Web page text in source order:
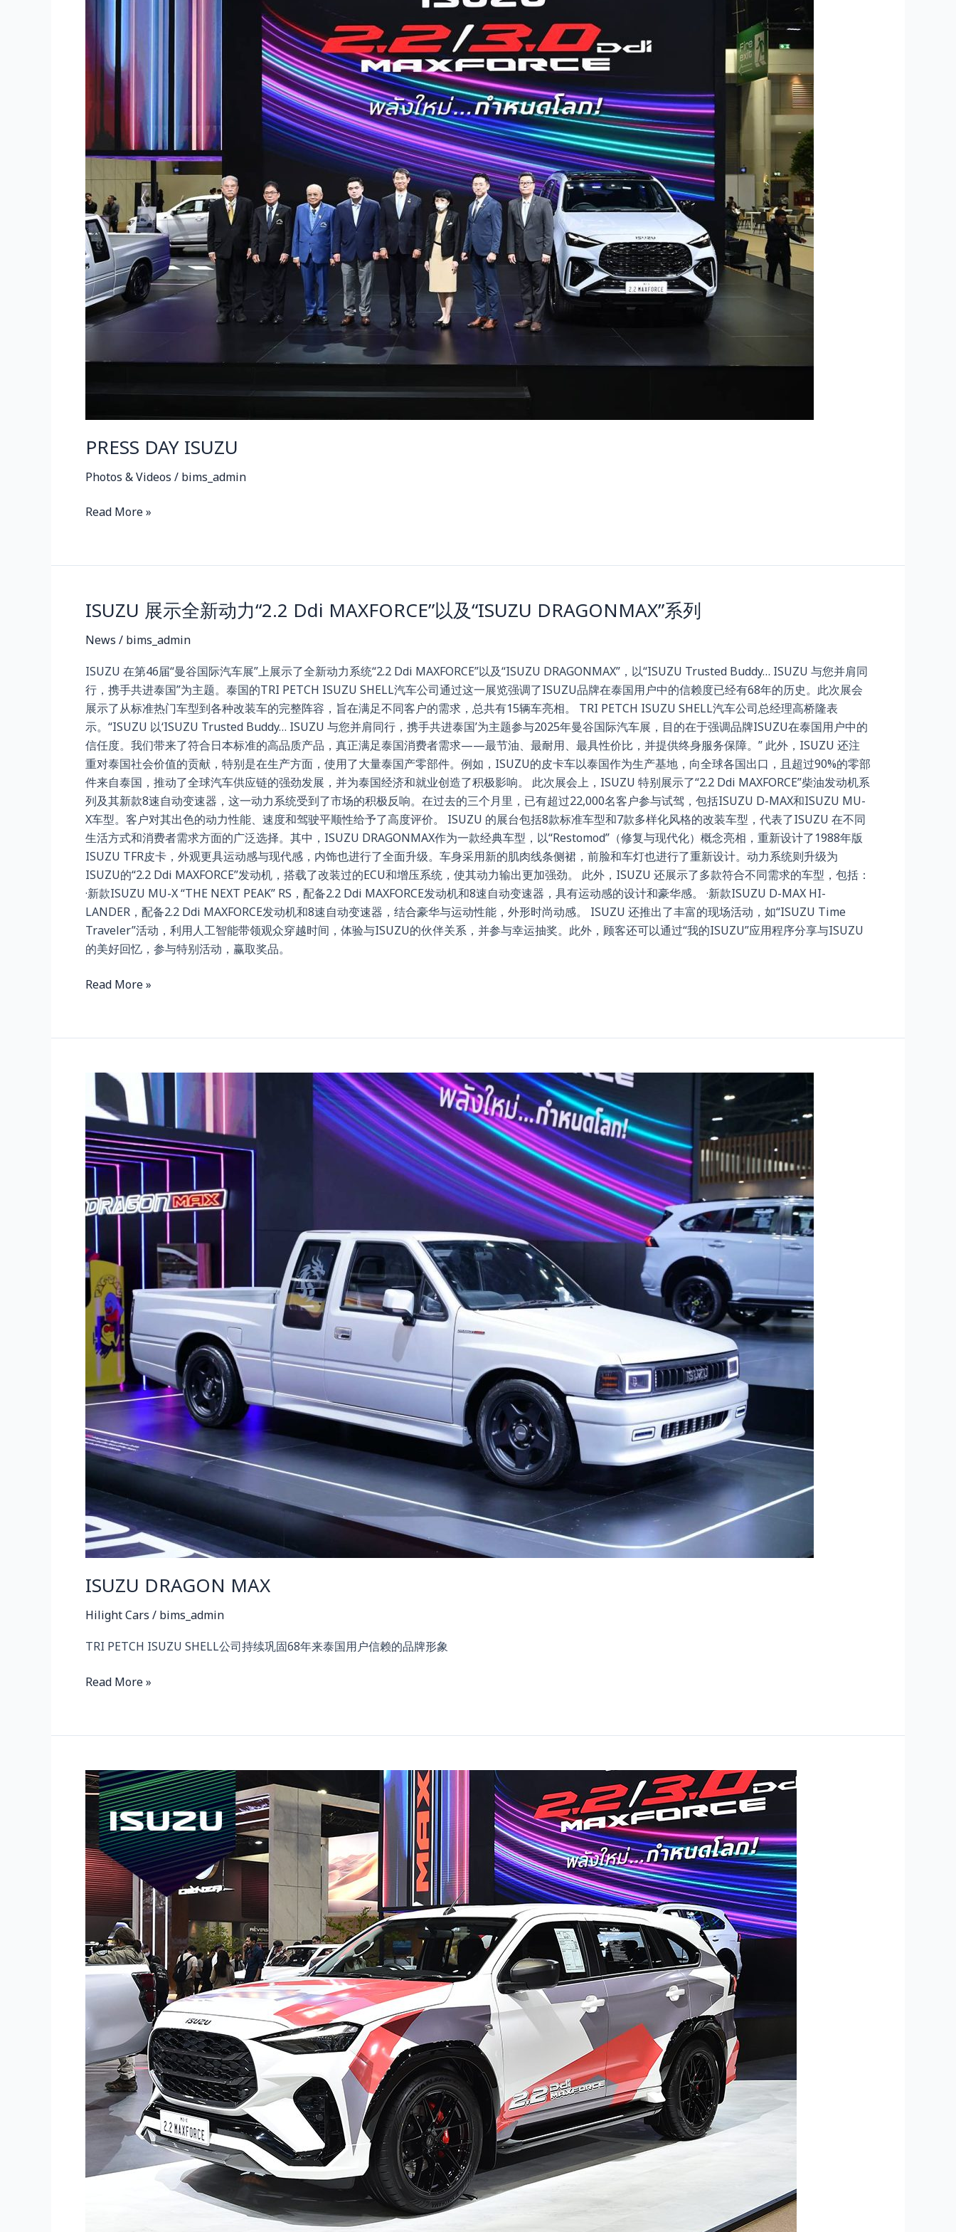
PRESS DAY ISUZU
Photos & Videos / bims_admin
Read More »
ISUZU 展示全新动力“2.2 Ddi MAXFORCE”以及“ISUZU DRAGONMAX”系列
News / bims_admin
ISUZU 在第46届“曼谷国际汽车展”上展示了全新动力系统“2.2 Ddi MAXFORCE”以及“ISUZU DRAGONMAX”，以“ISUZU Trusted Buddy… ISUZU 与您并肩同
行，携手共进泰国”为主题。泰国的TRI PETCH ISUZU SHELL汽车公司通过这一展览强调了ISUZU品牌在泰国用户中的信赖度已经有68年的历史。此次展会
展示了从标准热门车型到各种改装车的完整阵容，旨在满足不同客户的需求，总共有15辆车亮相。 TRI PETCH ISUZU SHELL汽车公司总经理高桥隆表
示。“ISUZU 以‘ISUZU Trusted Buddy… ISUZU 与您并肩同行，携手共进泰国’为主题参与2025年曼谷国际汽车展，目的在于强调品牌ISUZU在泰国用户中的
信任度。我们带来了符合日本标准的高品质产品，真正满足泰国消费者需求——最节油、最耐用、最具性价比，并提供终身服务保障。” 此外，ISUZU 还注
重对泰国社会价值的贡献，特别是在生产方面，使用了大量泰国产零部件。例如，ISUZU的皮卡车以泰国作为生产基地，向全球各国出口，且超过90%的零部
件来自泰国，推动了全球汽车供应链的强劲发展，并为泰国经济和就业创造了积极影响。 此次展会上，ISUZU 特别展示了“2.2 Ddi MAXFORCE”柴油发动机系
列及其新款8速自动变速器，这一动力系统受到了市场的积极反响。在过去的三个月里，已有超过22,000名客户参与试驾，包括ISUZU D-MAX和ISUZU MU-
X车型。客户对其出色的动力性能、速度和驾驶平顺性给予了高度评价。 ISUZU 的展台包括8款标准车型和7款多样化风格的改装车型，代表了ISUZU 在不同
生活方式和消费者需求方面的广泛选择。其中，ISUZU DRAGONMAX作为一款经典车型，以“Restomod”（修复与现代化）概念亮相，重新设计了1988年版
ISUZU TFR皮卡，外观更具运动感与现代感，内饰也进行了全面升级。车身采用新的肌肉线条侧裙，前脸和车灯也进行了重新设计。动力系统则升级为
ISUZU的“2.2 Ddi MAXFORCE”发动机，搭载了改装过的ECU和增压系统，使其动力输出更加强劲。 此外，ISUZU 还展示了多款符合不同需求的车型，包括：
·新款ISUZU MU-X “THE NEXT PEAK” RS，配备2.2 Ddi MAXFORCE发动机和8速自动变速器，具有运动感的设计和豪华感。 ·新款ISUZU D-MAX HI-
LANDER，配备2.2 Ddi MAXFORCE发动机和8速自动变速器，结合豪华与运动性能，外形时尚动感。 ISUZU 还推出了丰富的现场活动，如“ISUZU Time
Traveler”活动，利用人工智能带领观众穿越时间，体验与ISUZU的伙伴关系，并参与幸运抽奖。此外，顾客还可以通过“我的ISUZU”应用程序分享与ISUZU
的美好回忆，参与特别活动，赢取奖品。
ISUZU
示
全
新
动
力“2.2
Ddi
MAXFORCE”以
及“ISUZU
DRAGONMAX”系
列
Read More »
ISUZU DRAGON MAX
Hilight Cars / bims_admin
TRI PETCH ISUZU SHELL公司持续巩固68年来泰国用户信赖的品牌形象
ISUZU
DRAGON
MAX
Read More »
ISUZU